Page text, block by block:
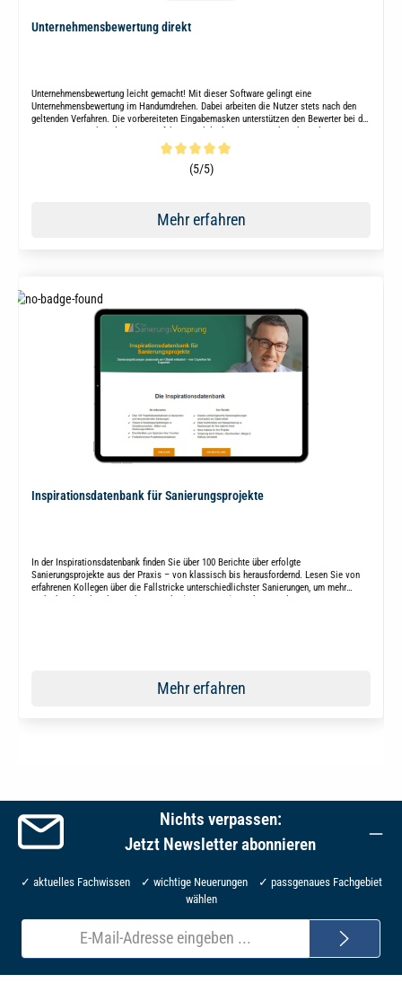
Unternehmensbewertung direkt
Unternehmensbewertung leicht gemacht! Mit dieser Software gelingt eine
Unternehmensbewertung im Handumdrehen. Dabei arbeiten die Nutzer stets nach den
geltenden Verfahren. Die vorbereiteten Eingabemasken unterstützen den Bewerter bei der
Durchschnittliche Bewertung von 5 von 5 Sternen
(5/5)
Mehr erfahren
Inspirationsdatenbank für Sanierungsprojekte
In der Inspirationsdatenbank finden Sie über 100 Berichte über erfolgte
Sanierungsprojekte aus der Praxis – von klassisch bis herausfordernd. Lesen Sie von
erfahrenen Kollegen über die Fallstricke unterschiedlichster Sanierungen, um mehr
Mehr erfahren
Nichts verpassen:
Jetzt Newsletter abonnieren
✓ aktuelles Fachwissen ✓ wichtige Neuerungen ✓ passgenaues Fachgebiet
wählen
E-
Mail-